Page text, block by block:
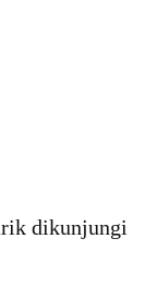
dikunjungi